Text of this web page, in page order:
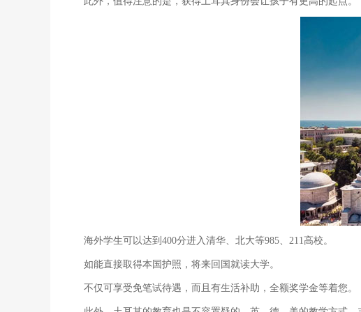
海外学生可以达到400分进入清华、北大等985、211高校。
如能直接取得本国护照，将来回国就读大学。
不仅可享受免笔试待遇，而且有生活补助，全额奖学金等着您。